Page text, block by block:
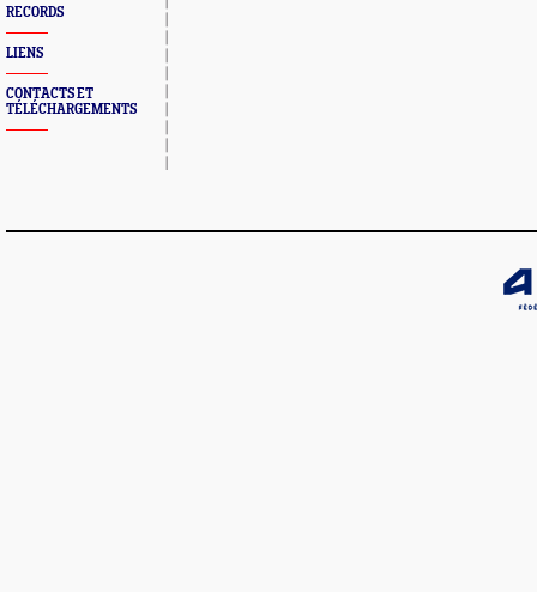
RECORDS
LIENS
CONTACTS ET
TÉLÉCHARGEMENTS